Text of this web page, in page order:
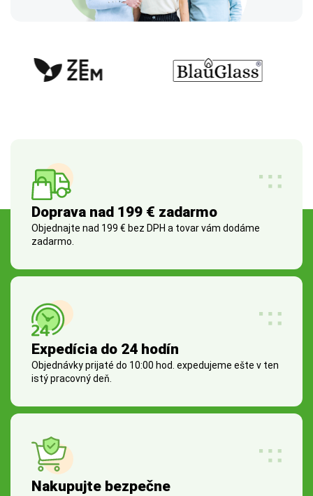
Doprava nad 199 € zadarmo
Objednajte nad 199 € bez DPH a tovar vám dodáme
zadarmo.
Expedícia do 24 hodín
Objednávky prijaté do 10:00 hod. expedujeme ešte v ten
istý pracovný deň.
Nakupujte bezpečne